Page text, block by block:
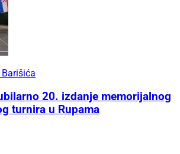
20. izdanje memorijalnog
turnira u Rupama